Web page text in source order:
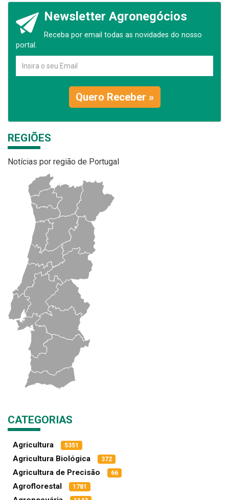
Newsletter Agronegócios
Receba por email todas as novidades do nosso
portal.
Quero Receber »
REGIÕES
Notícias por região de Portugal
CATEGORIAS
Agricultura 5351
Agricultura Biológica 372
Agricultura de Precisão 66
Agroflorestal 1781